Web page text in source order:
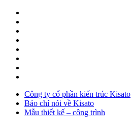
Công ty cổ phần kiến trúc Kisato
Báo chí nói về Kisato
Mẫu thiết kế – công trình